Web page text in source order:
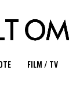
FILM / TV